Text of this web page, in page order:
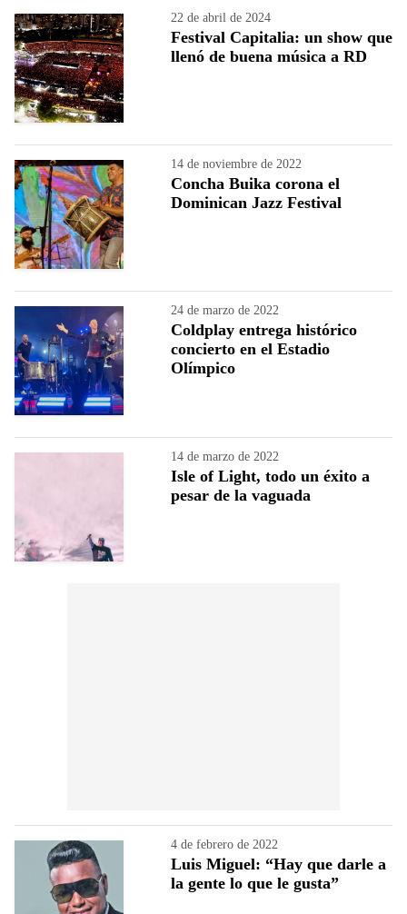
22 de abril de 2024
Festival Capitalia: un show que
llenó de buena música a RD
14 de noviembre de 2022
Concha Buika corona el
Dominican Jazz Festival
24 de marzo de 2022
Coldplay entrega histórico
concierto en el Estadio
Olímpico
14 de marzo de 2022
Isle of Light, todo un éxito a
pesar de la vaguada
4 de febrero de 2022
Luis Miguel: “Hay que darle a
la gente lo que le gusta”